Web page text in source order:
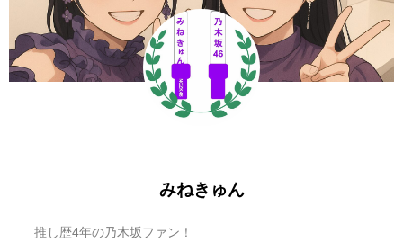
【結論】川﨑桜は立教大学？卒業・在学
徹底解説
川﨑桜の実家・暮らしは？一人暮らしの
みねきゅん
推し歴4年の乃木坂ファン！